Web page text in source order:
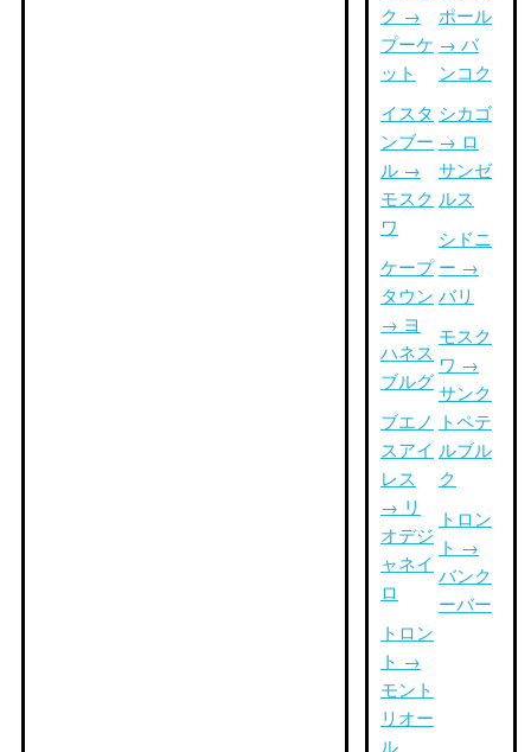
ク →
プーケ
ット
イスタ
ンブー
ル →
モスク
ワ
ケープ
タウン
→ ヨ
ハネス
ブルグ
ブエノ
スアイ
レス
→ リ
オデジ
ャネイ
ロ
トロン
ト →
モント
リオー
ル
ポール
→ バ
ンコク
シカゴ
→ ロ
サンゼ
ルス
シドニ
ー →
バリ
モスク
ワ →
サンク
トペテ
ルブル
ク
トロン
ト →
バンク
ーバー